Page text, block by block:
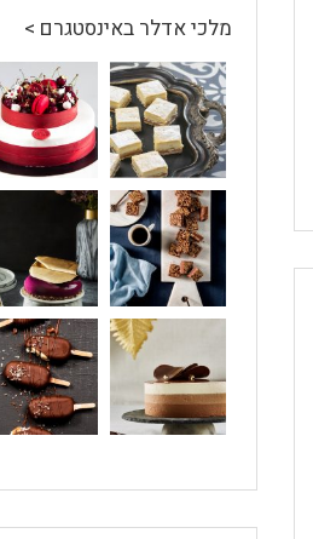
מלכי אדלר באינסטגרם >